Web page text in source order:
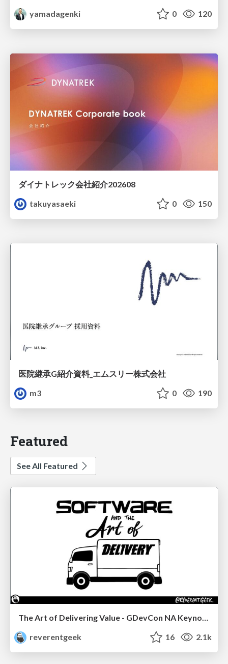
yamadagenki
0 120
ダイナトレック会社紹介202608
takuyasaeki
0 150
医院継承G紹介資料_エムスリー株式会社
m3
0 190
Featured
See All Featured
The Art of Delivering Value - GDevCon NA Keynote
reverentgeek
16 2.1k